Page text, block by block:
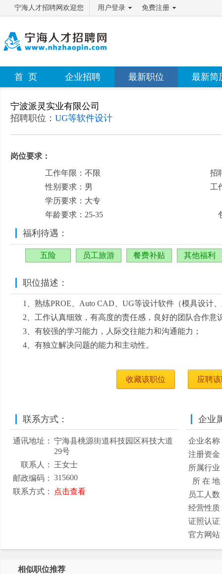
宁海人才招聘网欢迎您 用户登录 免费注册
首 页 企业招聘 最新职位 最新简
宁波派灵实业有限公司
招聘职位： UG等软件设计
岗位要求：
工作年限：不限
性别要求：男
学历要求：大专
年龄要求：25-35
招
工
福利待遇：
五险 员工旅游 餐费补贴 其他福利
职位描述：
1、熟练PROE、Auto CAD、UG等设计软件（模具设计
2、工作认真细致，有高度的责任感，良好的团队合作意
3、有较强的学习能力，人际交往能力和沟通能力；
4、有独立解决问题的能力和主动性。
收藏该职位 应聘
联系方式：
通讯地址：
宁海县桃源街道科技园区科技大道
29号
联系人：
王女士
邮政编码：
315600
联系方式：
点击查看
企业
企业名称
注册资金
所属行业
所 在 地
员工人数
经营性质
证照认证
官方网站
相似职位推荐